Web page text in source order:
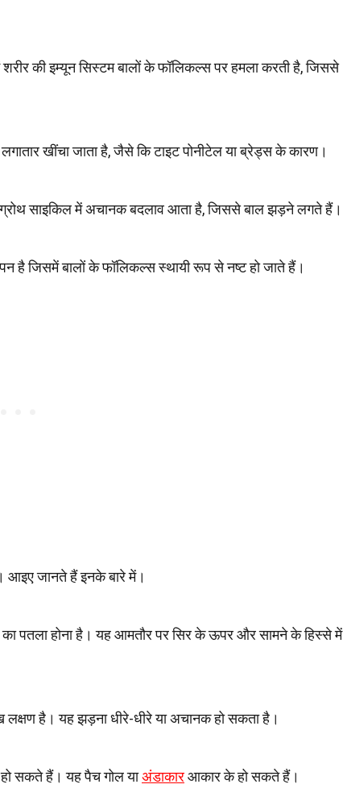
की इम्यून सिस्टम बालों के फॉलिकल्स पर हमला करती है, जिससे
खींचा जाता है, जैसे कि टाइट पोनीटेल या ब्रेड्स के कारण।
ग्रोथ साइकिल में अचानक बदलाव आता है, जिससे बाल झड़ने लगते हैं।
है जिसमें बालों के फॉलिकल्स स्थायी रूप से नष्ट हो जाते हैं।
आइए जानते हैं इनके बारे में।
का पतला होना है। यह आमतौर पर सिर के ऊपर और सामने के हिस्से में
लक्षण है। यह झड़ना धीरे-धीरे या अचानक हो सकता है।
सकते हैं। यह पैच गोल याअंडाकारआकार के हो सकते हैं।